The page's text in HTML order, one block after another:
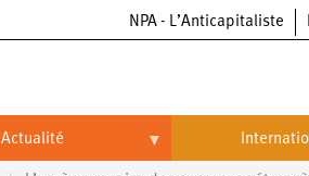
NPA - L’Anticapitaliste
Actualité